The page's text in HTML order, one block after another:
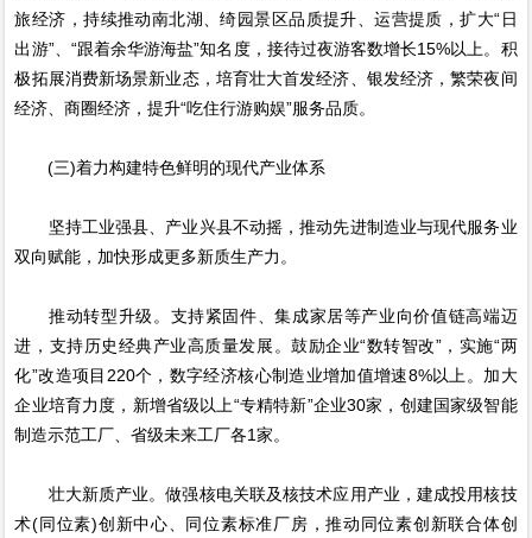
旅经济，持续推动南北湖、绮园景区品质提升、运营提质，扩大“日
出游”、“跟着余华游海盐”知名度，接待过夜游客数增长15%以上。积
极拓展消费新场景新业态，培育壮大首发经济、银发经济，繁荣夜间
经济、商圈经济，提升“吃住行游购娱”服务品质。
(三)着力构建特色鲜明的现代产业体系
坚持工业强县、产业兴县不动摇，推动先进制造业与现代服务业
双向赋能，加快形成更多新质生产力。
推动转型升级。支持紧固件、集成家居等产业向价值链高端迈
进，支持历史经典产业高质量发展。鼓励企业“数转智改”，实施“两
化”改造项目220个，数字经济核心制造业增加值增速8%以上。加大
企业培育力度，新增省级以上“专精特新”企业30家，创建国家级智能
制造示范工厂、省级未来工厂各1家。
壮大新质产业。做强核电关联及核技术应用产业，建成投用核技
术(同位素)创新中心、同位素标准厂房，推动同位素创新联合体创